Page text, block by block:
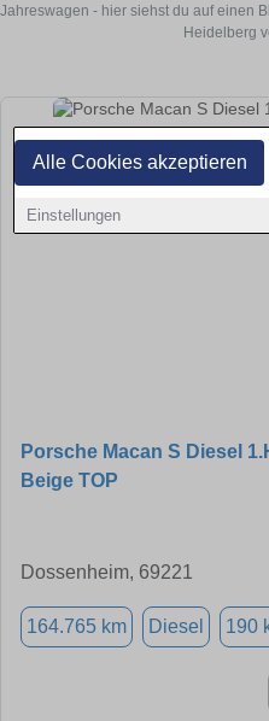
Alle Cookies akzeptieren
Einstellungen
Jahreswagen - hier siehst du auf einen
Heidelberg
Porsche Macan S Diesel
Beige TOP
Dossenheim, 69221
164.765 km Diesel 190